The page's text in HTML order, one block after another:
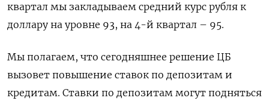
квартал мы закладываем средний курс рубля к
доллару на уровне 93, на 4-й квартал – 95.
Мы полагаем, что сегодняшнее решение ЦБ
вызовет повышение ставок по депозитам и
кредитам. Ставки по депозитам могут подняться